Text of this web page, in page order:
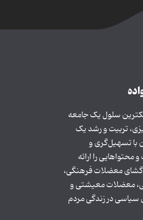
سلول یک جامعه
تربیت و رشد یک
با تسهیل‌گری و
را ارائه
معضلات فرهنگی،
معضلات معیشتی و
در زندگی مردم